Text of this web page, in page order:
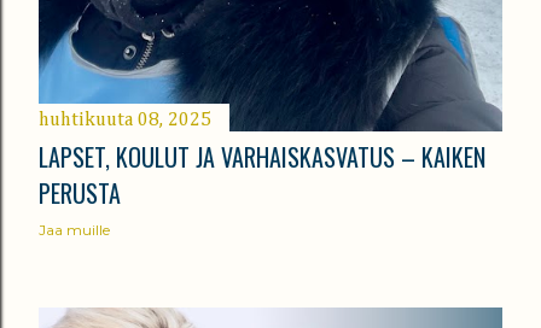
huhtikuuta 08, 2025
LAPSET, KOULUT JA VARHAISKASVATUS – KAIKEN
PERUSTA
Jaa muille